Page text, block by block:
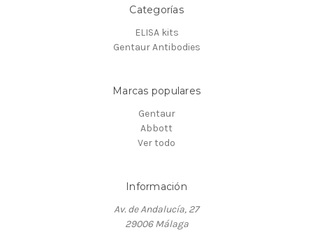
Categorías
ELISA kits
Gentaur Antibodies
Marcas populares
Gentaur
Abbott
Ver todo
Información
Av. de Andalucía, 27
29006 Málaga